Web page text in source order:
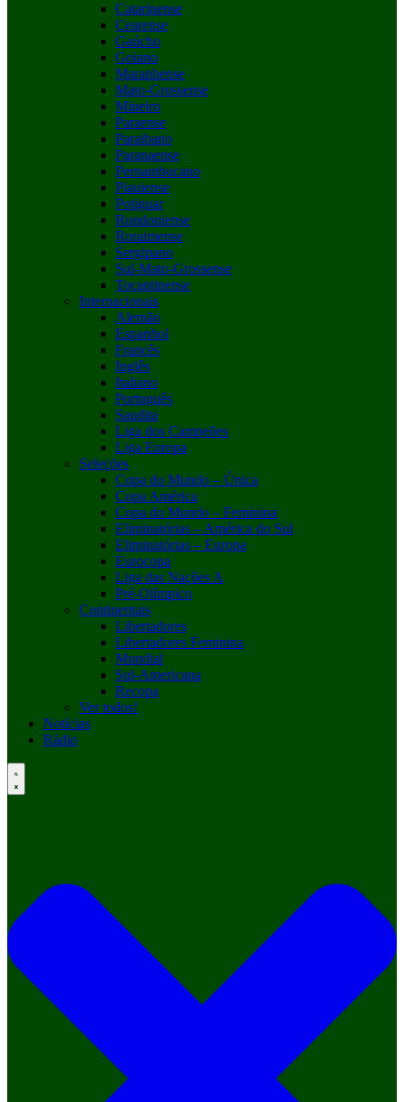
Catarinense
Cearense
Gaúcho
Goiano
Maranhense
Mato-Grossense
Mineiro
Paraense
Paraibano
Paranaense
Pernambucano
Piauiense
Potiguar
Rondoniense
Roraimense
Sergipano
Sul-Mato-Grossense
Tocantinense
Internacionais
Alemão
Espanhol
Francês
Inglês
Italiano
Português
Saudita
Liga dos Campeões
Liga Europa
Seleções
Copa do Mundo – Única
Copa América
Copa do Mundo – Feminina
Eliminatórias – América do Sul
Eliminatórias – Europa
Eurocopa
Liga das Nações A
Pré-Olímpico
Continentais
Libertadores
Libertadores Feminina
Mundial
Sul-Americana
Recopa
Ver todos!
Notícias
Rádio